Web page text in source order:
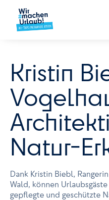
Kristin
Natur-
Dank Kristin Biebl,
Wald, können
gepflegte und geschützte